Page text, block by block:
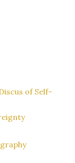
of Self-